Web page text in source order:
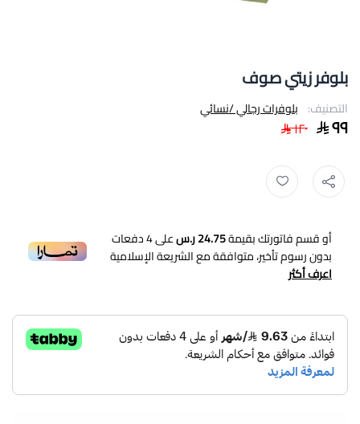
بلوفر زيتي صوف
التصنيف: بلوفرات رجالي /نسائي
٩٩ ١٢٠
أو قسم فاتورتك بقيمة24.75 ر.س على4دفعات
بدون رسوم تأخير، متوافقة مع الشريعة الإسلامية
اعرف أكثر